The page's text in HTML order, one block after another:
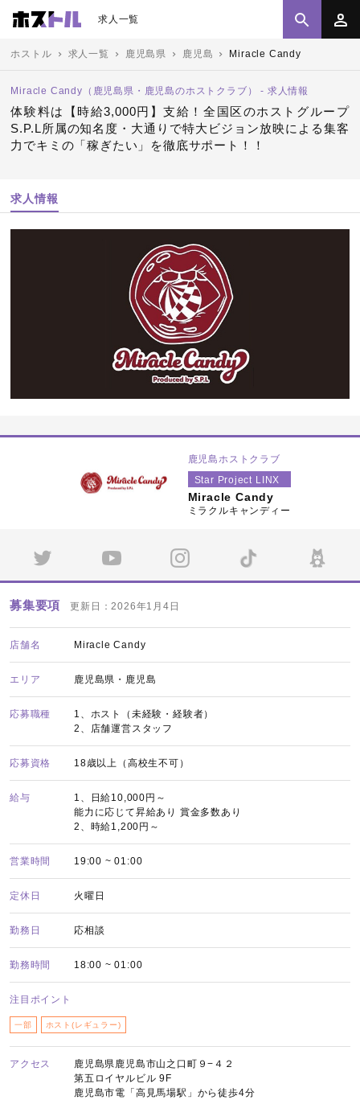
求人一覧
ホストル 求人一覧 鹿児島県 鹿児島 Miracle Candy
Miracle Candy（鹿児島県・鹿児島のホストクラブ） - 求人情報
体験料は【時給3,000円】支給！全国区のホストグループ
S.P.L所属の知名度・大通りで特大ビジョン放映による集客
力でキミの「稼ぎたい」を徹底サポート！！
求人情報
鹿児島ホストクラブ
Star Project LINX
Miracle Candy
ミラクルキャンディー
募集要項 更新日：2026年1月4日
店舗名 Miracle Candy
エリア 鹿児島県・鹿児島
応募職種
1、ホスト（未経験・経験者）
2、店舗運営スタッフ
応募資格 18歳以上（高校生不可）
給与
1、日給10,000円～
能力に応じて昇給あり 賞金多数あり
2、時給1,200円～
営業時間 19:00 ~ 01:00
定休日 火曜日
勤務日 応相談
勤務時間 18:00 ~ 01:00
注目ポイント
一部 ホスト(レギュラー)
アクセス
鹿児島県鹿児島市山之口町９−４２
第五ロイヤルビル 9F
鹿児島市電「高見馬場駅」から徒歩4分